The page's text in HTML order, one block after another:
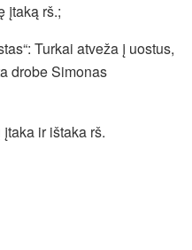
įtaką rš.;
Turkai atveža į uostus,
drobe Simonas
ir ištaka rš.